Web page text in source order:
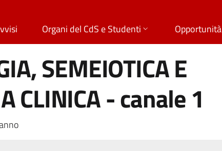
Organi del CdS e Studenti Opportunità
SEMEIOTICA E
CLINICA - canale 1